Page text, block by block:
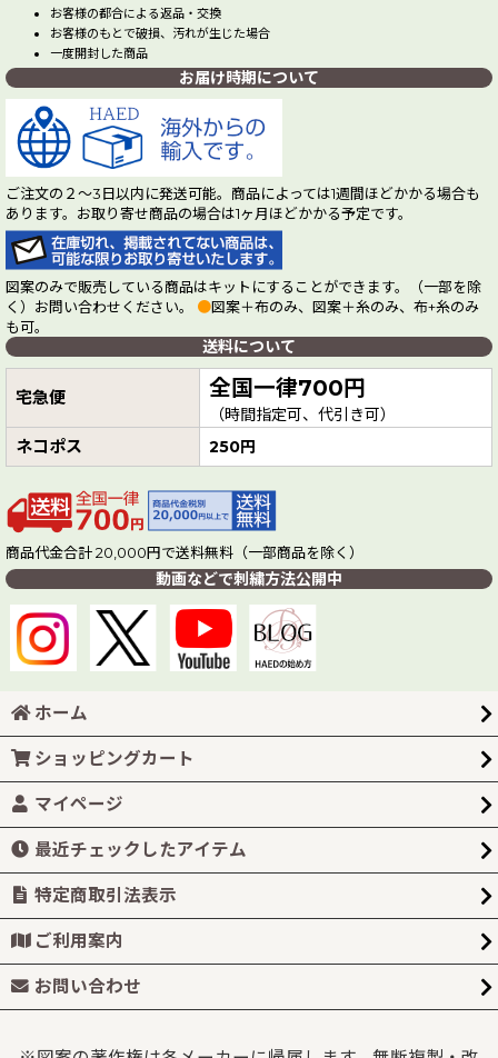
お客様の都合による返品・交換
お客様のもとで破損、汚れが生じた場合
一度開封した商品
お届け時期について
ご注文の２～3日以内に発送可能。商品によっては1週間ほどかかる場合も
あります。お取り寄せ商品の場合は1ヶ月ほどかかる予定です。
図案のみで販売している商品はキットにすることができます。（一部を除
く）お問い合わせください。 ●図案＋布のみ、図案＋糸のみ、布+糸のみ
も可。
送料について
宅急便 全国一律700円
（時間指定可、代引き可）
ネコポス 250円
商品代金合計 20,000円で送料無料（一部商品を除く）
動画などで刺繍方法公開中
ホーム
ショッピングカート
マイページ
最近チェックしたアイテム
特定商取引法表示
ご利用案内
お問い合わせ